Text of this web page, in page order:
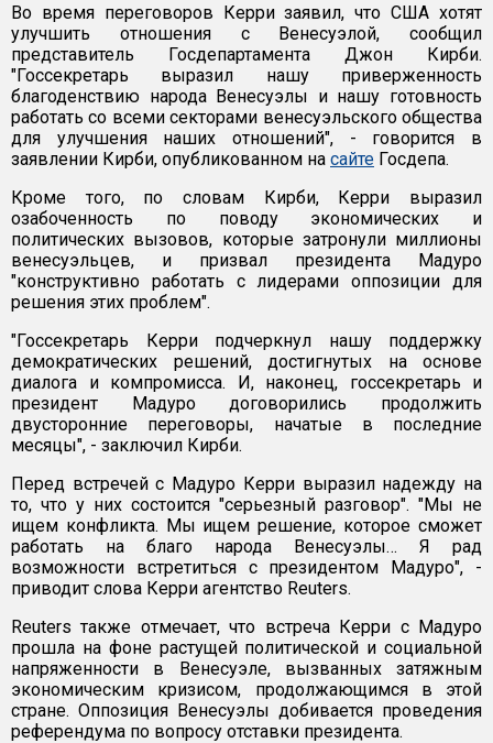
Во время переговоров Керри заявил, что США хотят
улучшить отношения с Венесуэлой, сообщил
представитель Госдепартамента Джон Кирби.
"Госсекретарь выразил нашу приверженность
благоденствию народа Венесуэлы и нашу готовность
работать со всеми секторами венесуэльского общества
для улучшения наших отношений", - говорится в
заявлении Кирби, опубликованном на сайте Госдепа.
Кроме того, по словам Кирби, Керри выразил
озабоченность по поводу экономических и
политических вызовов, которые затронули миллионы
венесуэльцев, и призвал президента Мадуро
"конструктивно работать с лидерами оппозиции для
решения этих проблем".
"Госсекретарь Керри подчеркнул нашу поддержку
демократических решений, достигнутых на основе
диалога и компромисса. И, наконец, госсекретарь и
президент Мадуро договорились продолжить
двусторонние переговоры, начатые в последние
месяцы", - заключил Кирби.
Перед встречей с Мадуро Керри выразил надежду на
то, что у них состоится "серьезный разговор". "Мы не
ищем конфликта. Мы ищем решение, которое сможет
работать на благо народа Венесуэлы… Я рад
возможности встретиться с президентом Мадуро", -
приводит слова Керри агентство Reuters.
Reuters также отмечает, что встреча Керри с Мадуро
прошла на фоне растущей политической и социальной
напряженности в Венесуэле, вызванных затяжным
экономическим кризисом, продолжающимся в этой
стране. Оппозиция Венесуэлы добивается проведения
референдума по вопросу отставки президента.